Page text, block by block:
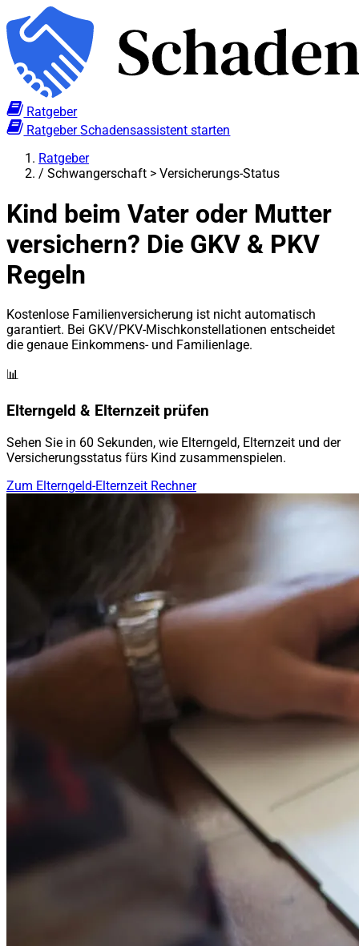
Ratgeber
RatgeberSchadensassistent starten
Ratgeber
/ Schwangerschaft > Versicherungs-Status
Kind beim Vater oder Mutter
versichern? Die GKV & PKV
Regeln
Kostenlose Familienversicherung ist nicht automatisch
garantiert. Bei GKV/PKV-Mischkonstellationen entscheidet
die genaue Einkommens- und Familienlage.
📊
Elterngeld & Elternzeit prüfen
Sehen Sie in 60 Sekunden, wie Elterngeld, Elternzeit und der
Versicherungsstatus fürs Kind zusammenspielen.
Zum Elterngeld-Elternzeit Rechner